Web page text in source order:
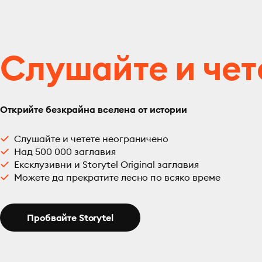
Слушайте и
Открийте безкрайна вселена от истории
Слушайте и четете неограничено
Над 500 000 заглавия
Ексклузивни и Storytel Original заглавия
Можете да прекратите лесно по всяко време
Пробвайте Storytel